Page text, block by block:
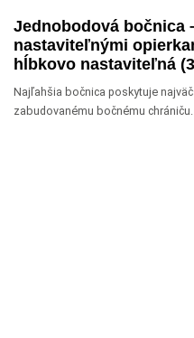
Jednobodová bočnica
nastaviteľnými
hĺbkovo nastaviteľná
Najľahšia bočnica poskytuje
zabudovanému bočnému chrániču.